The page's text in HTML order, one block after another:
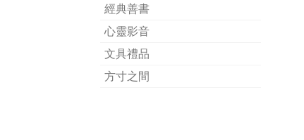
經典善書
心靈影音
文具禮品
方寸之間